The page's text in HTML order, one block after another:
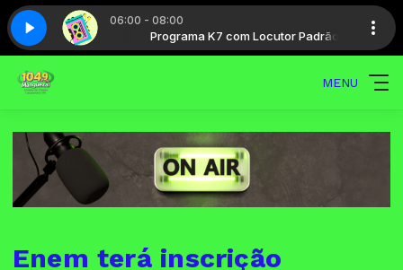
06:00 - 08:00
Padrão Programa K7 com Locutor Padrão
2 Hits 80 - Parte 2
MENU
Enem terá inscrição